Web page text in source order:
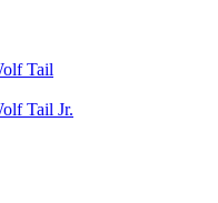
Tail
Tail Jr.